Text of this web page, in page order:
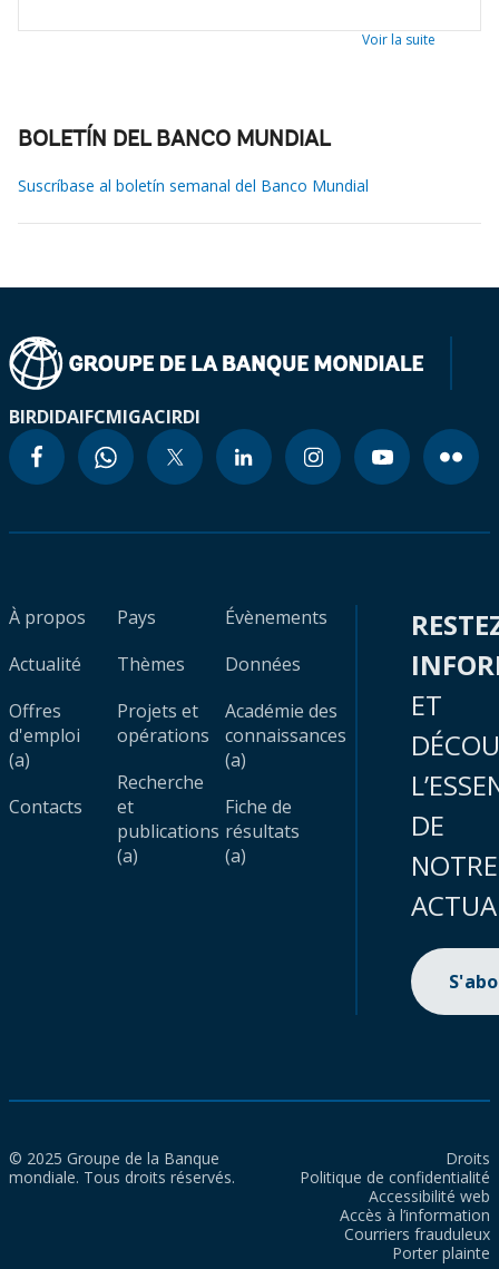
Voir la suite
BOLETÍN DEL BANCO MUNDIAL
Suscríbase al boletín semanal del Banco Mundial
BIRDIDAIFCMIGACIRDI
À propos
Actualité
Offres
d'emploi
(a)
Contacts
Pays
Thèmes
Projets et
opérations
Recherche
et
publications
(a)
Évènements
Données
Académie des
connaissances
(a)
Fiche de
résultats
(a)
ET
DE
NOTRE
© 2025 Groupe de la Banque
mondiale. Tous droits réservés.
Droits
Politique de confidentialité
Accessibilité web
Accès à l’information
Courriers frauduleux
Porter plainte